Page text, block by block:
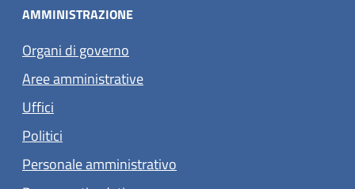
AMMINISTRAZIONE
Organi di governo
Aree amministrative
Uffici
Politici
Personale amministrativo